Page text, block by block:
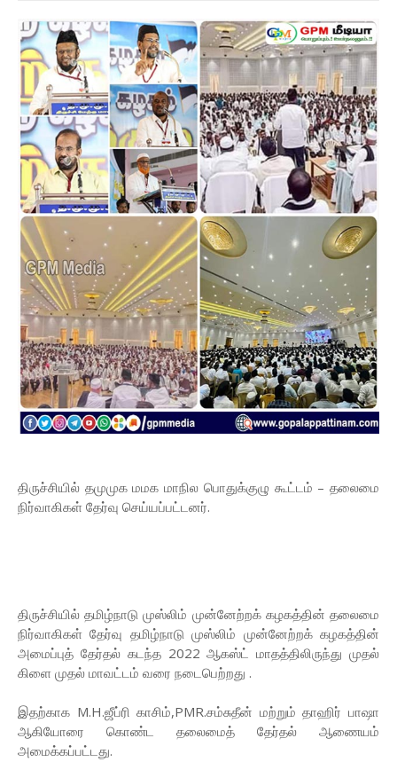
திருச்சியில் தமுமுக மமக மாநில பொதுக்குழு கூட்டம் – தலைமை
நிர்வாகிகள் தேர்வு செய்யப்பட்டனர்.
திருச்சியில் தமிழ்நாடு முஸ்லிம் முன்னேற்றக் கழகத்தின் தலைமை
நிர்வாகிகள் தேர்வு தமிழ்நாடு முஸ்லிம் முன்னேற்றக் கழகத்தின்
அமைப்புத் தேர்தல் கடந்த 2022 ஆகஸ்ட் மாதத்திலிருந்து முதல்
கிளை முதல் மாவட்டம் வரை நடைபெற்றது .
இதற்காக M.H.ஜீப்ரி காசிம்,PMR.சம்சுதீன் மற்றும் தாஹிர் பாஷா
ஆகியோரை கொண்ட தலைமைத் தேர்தல் ஆணையம்
அமைக்கப்பட்டது.